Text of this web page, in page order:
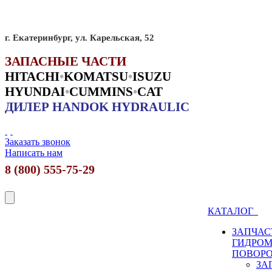
г. Екатеринбург, ул. Карельская, 52
ЗАПАСНЫЕ ЧАСТИ
HITACHI•KOMATSU•ISUZU
HYUNDAI•CUMMINS•CAT
ДИЛЕР HANDOK HYDRAULIC
Заказать звонок
Написать нам
8 (800) 555-75-29
КАТАЛОГ